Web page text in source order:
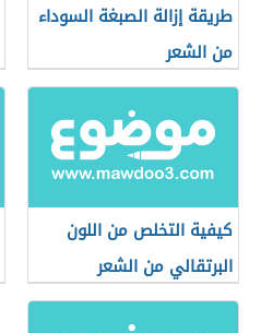
طريقة إزالة الصبغة السوداء
من الشعر
كيفية التخلص من اللون
البرتقالي من الشعر